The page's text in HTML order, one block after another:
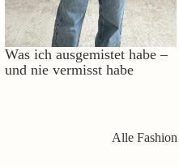
Was ich ausgemistet habe –
und nie vermisst habe
Alle Fashion